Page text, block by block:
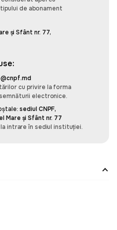
să administrez
și cele pe
omnis. E simplu și
și să faci asigurare. Am
mergem în vacanță
pește.
rapidă și prietenoasă a
De obicei, când
anxietate să nu
de abonament
și Sfânt nr. 77,
cu privire la forma
electronice.
sediul CNPF,
Mare și Sfânt nr. 77
intrare în sediul instituției.